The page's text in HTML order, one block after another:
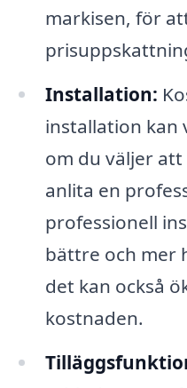
markisen, för
Installation:
installation kan
om du väljer
anlita en
professionell
bättre och mer
det kan också
kostnaden.